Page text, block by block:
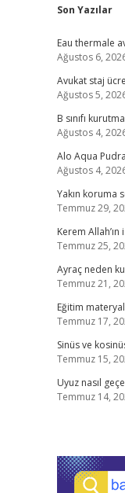
Son Yazılar
Eau thermale
Ağustos 6,
Avukat staj
Ağustos 5,
B sınıfı
Ağustos 4,
Alo Aqua
Ağustos 4,
Yakın koruma
Temmuz 29,
Kerem Allah’ın
Temmuz 25,
Ayraç neden
Temmuz 21,
Eğitim
Temmuz 17,
Sinüs ve
Temmuz 15,
Uyuz nasıl
Temmuz 14,